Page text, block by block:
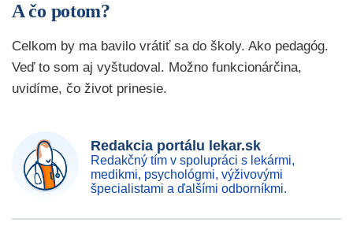
A čo potom?
Celkom by ma bavilo vrátiť sa do školy. Ako pedagóg.
Veď to som aj vyštudoval. Možno funkcionárčina,
uvidíme, čo život prinesie.
Redakcia portálu lekar.sk
Redakčný tím v spolupráci s lekármi,
medikmi, psychológmi, výživovými
špecialistami a ďalšími odborníkmi.